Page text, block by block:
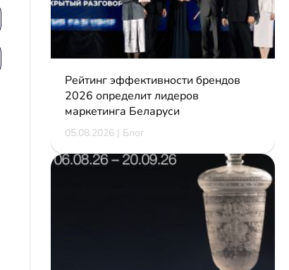
Рейтинг эффективности брендов
2026 определит лидеров
маркетинга Беларуси
05.08.2026 | Блог